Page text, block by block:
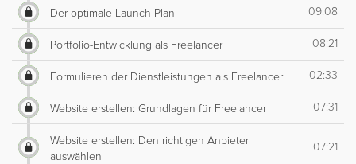
Der optimale Launch-Plan 09:08
Portfolio-Entwicklung als Freelancer 08:21
Formulieren der Dienstleistungen als Freelancer 02:33
Website erstellen: Grundlagen für Freelancer 07:31
Website erstellen: Den richtigen Anbieter
auswählen
07:21